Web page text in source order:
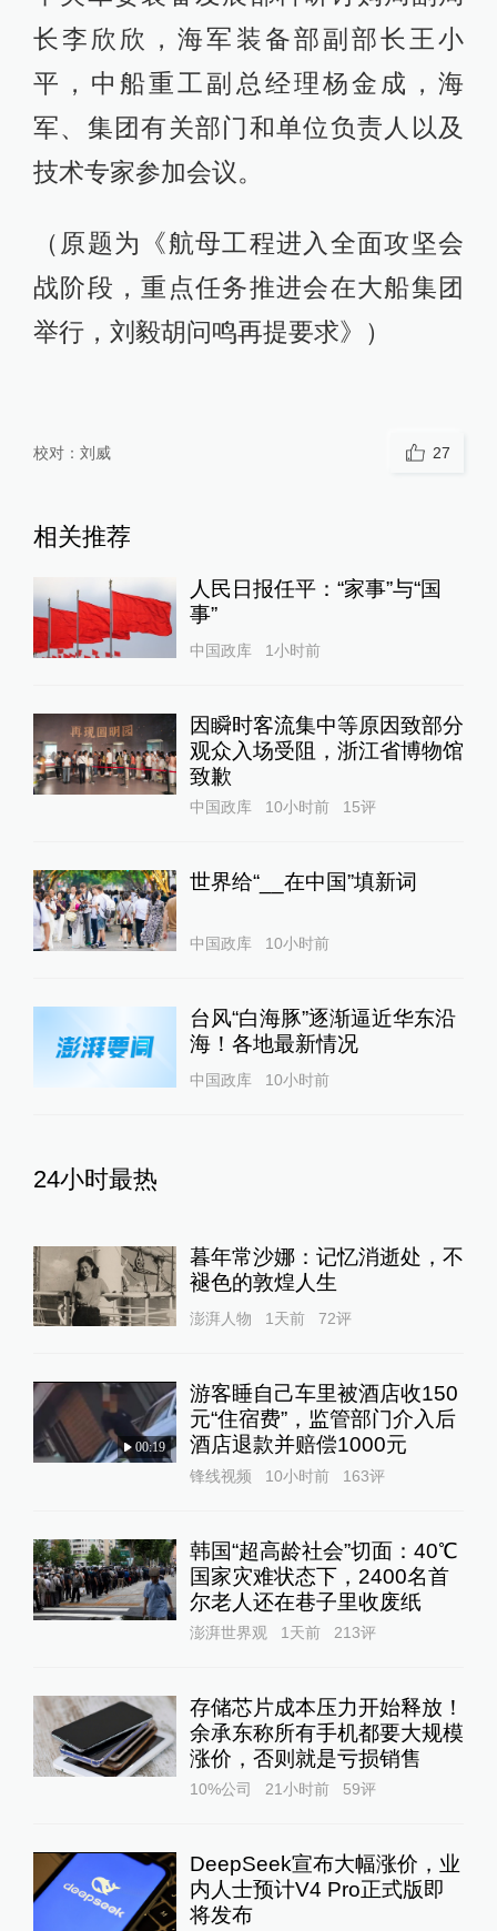
长李欣欣，海军装备部副部长王小
平，中船重工副总经理杨金成，海
军、集团有关部门和单位负责人以及
技术专家参加会议。
（原题为《航母工程进入全面攻坚会
战阶段，重点任务推进会在大船集团
举行，刘毅胡问鸣再提要求》）
校对： 刘威 27
相关推荐
人民日报任平：“家事”与“国
事”
中国政库 1小时前
因瞬时客流集中等原因致部分
观众入场受阻，浙江省博物馆
致歉
中国政库 10小时前 15评
世界给“__在中国”填新词
中国政库 10小时前
台风“白海豚”逐渐逼近华东沿
海！各地最新情况
中国政库 10小时前
24小时最热
暮年常沙娜：记忆消逝处，不
褪色的敦煌人生
澎湃人物 1天前 72评
00:19
游客睡自己车里被酒店收150
元“住宿费”，监管部门介入后
酒店退款并赔偿1000元
锋线视频 10小时前 163评
韩国“超高龄社会”切面：40℃
国家灾难状态下，2400名首
尔老人还在巷子里收废纸
澎湃世界观 1天前 213评
存储芯片成本压力开始释放！
余承东称所有手机都要大规模
涨价，否则就是亏损销售
10%公司 21小时前 59评
DeepSeek宣布大幅涨价，业
内人士预计V4 Pro正式版即
将发布